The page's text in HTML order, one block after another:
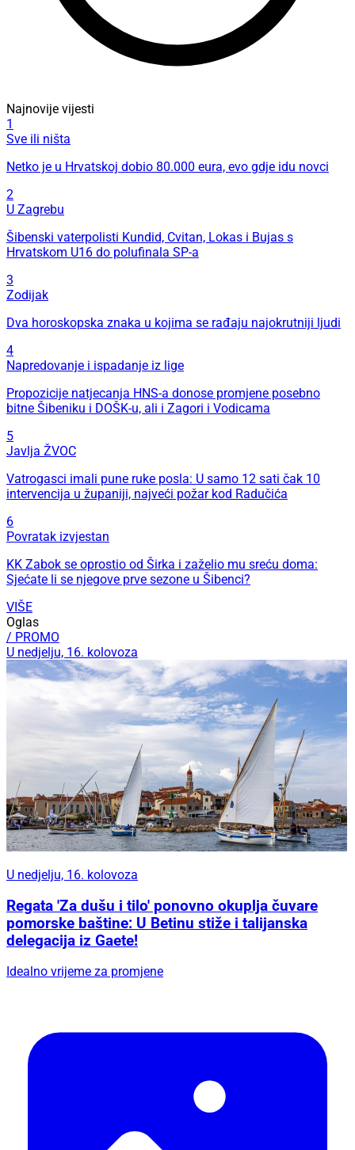
Najnovije vijesti
1
Sve ili ništa
Netko je u Hrvatskoj dobio 80.000 eura, evo gdje idu novci
2
U Zagrebu
Šibenski vaterpolisti Kundid, Cvitan, Lokas i Bujas s
Hrvatskom U16 do polufinala SP-a
3
Zodijak
Dva horoskopska znaka u kojima se rađaju najokrutniji ljudi
4
Napredovanje i ispadanje iz lige
Propozicije natjecanja HNS-a donose promjene posebno
bitne Šibeniku i DOŠK-u, ali i Zagori i Vodicama
5
Javlja ŽVOC
Vatrogasci imali pune ruke posla: U samo 12 sati čak 10
intervencija u županiji, najveći požar kod Radučića
6
Povratak izvjestan
KK Zabok se oprostio od Širka i zaželio mu sreću doma:
Sjećate li se njegove prve sezone u Šibenci?
VIŠE
Oglas
/ PROMO
U nedjelju, 16. kolovoza
U nedjelju, 16. kolovoza
Regata 'Za dušu i tilo' ponovno okuplja čuvare
pomorske baštine: U Betinu stiže i talijanska
delegacija iz Gaete!
Idealno vrijeme za promjene